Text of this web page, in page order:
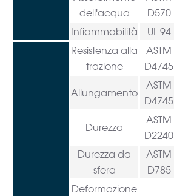
dell'acqua
D570
Infiammabilità UL 94
Resistenza alla
trazione
ASTM
D4745
Allungamento
ASTM
D4745
Durezza
ASTM
D2240
Durezza da
sfera
ASTM
D785
Deformazione